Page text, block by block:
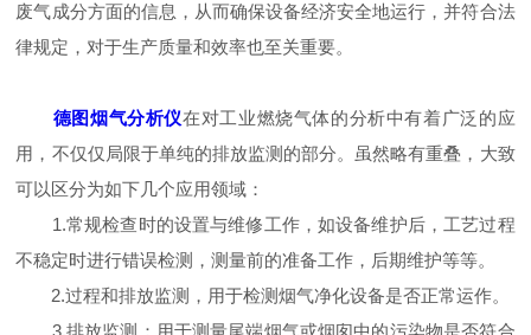
废气成分方面的信息，从而确保设备经济安全地运行，并符合法
律规定，对于生产质量和效率也至关重要。
德图烟气分析仪在对工业燃烧气体的分析中有着广泛的应
用，不仅仅局限于单纯的排放监测的部分。虽然略有重叠，大致
可以区分为如下几个应用领域：
1.常规检查时的设置与维修工作，如设备维护后，工艺过程
不稳定时进行错误检测，测量前的准备工作，后期维护等等。
2.过程和排放监测，用于检测烟气净化设备是否正常运作。
3.排放监测：用于测量尾端烟气或烟囱中的污染物是否符合